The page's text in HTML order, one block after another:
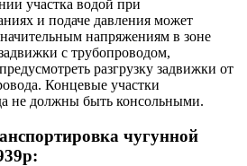
участка водой при
и подаче давления может
напряжениям в зоне
с трубопроводом,
разгрузку задвижки от
Концевые участки
не должны быть консольными.
чугунной